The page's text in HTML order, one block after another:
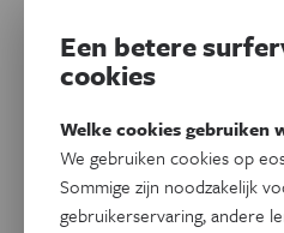
De weg naar
in de dodelijke
Wat als je in het
griepinfectie? Wat als
schimmelinfectie ontwikkelt?
Een betere
cookies
Welke cookies gebruiken
We gebruiken cookies op
Sommige zijn noodzakelijk
gebruikerservaring, andere